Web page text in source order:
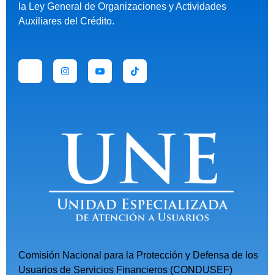
la Ley General de Organizaciones y Actividades
Auxiliares del Crédito.
Comisión Nacional para la Protección y Defensa de los
Usuarios de Servicios Financieros (CONDUSEF)